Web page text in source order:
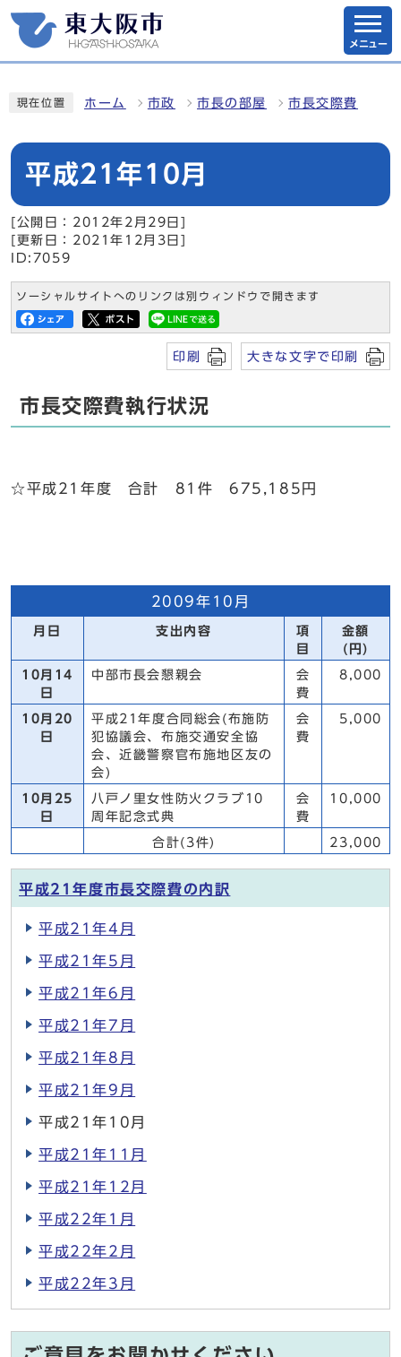
メニュー
現在位置 ホーム 市政 市長の部屋 市長交際費
平成21年10月
[公開日：2012年2月29日]
[更新日：2021年12月3日]
ID:7059
ソーシャルサイトへのリンクは別ウィンドウで開きます
印刷 大きな文字で印刷
市長交際費執行状況
☆平成21年度 合計 81件 675,185円
2009年10月
月日 支出内容
項
目
金額
(円)
10月14
日
中部市長会懇親会
会
費
8,000
10月20
日
平成21年度合同総会(布施防
犯協議会、布施交通安全協
会、近畿警察官布施地区友の
会)
会
費
5,000
10月25
日
八戸ノ里女性防火クラブ10
周年記念式典
会
費
10,000
合計(3件) 23,000
平成21年度市長交際費の内訳
平成21年4月
平成21年5月
平成21年6月
平成21年7月
平成21年8月
平成21年9月
平成21年10月
平成21年11月
平成21年12月
平成22年1月
平成22年2月
平成22年3月